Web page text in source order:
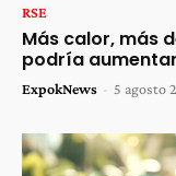
RSE
Más calor, más
podría
ExpokNews - 5 agosto